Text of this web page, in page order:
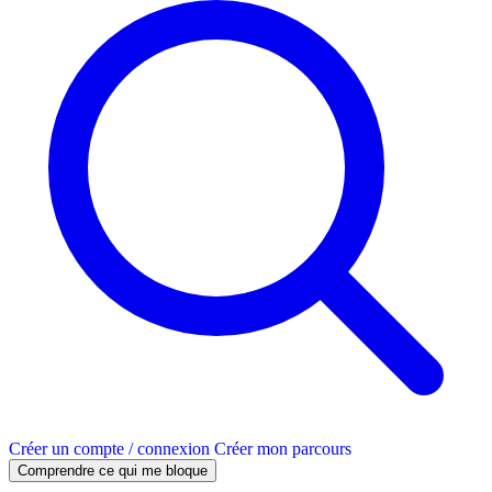
Créer un compte / connexion Créer mon parcours
Comprendre ce qui me bloque